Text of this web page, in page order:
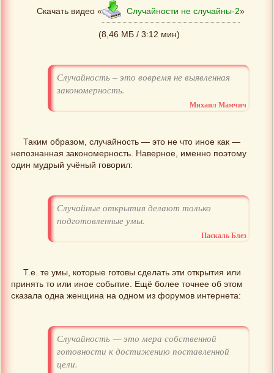
Скачать видео « Случайности не случайны-2»
(8,46 МБ / 3:12 мин)
Случайность – это вовремя не выявленная
закономерность.
Михаил Мамчич
Таким образом, случайность — это не что иное как —
непознанная закономерность. Наверное, именно поэтому
один мудрый учёный говорил:
Случайные открытия делают только
подготовленные умы.
Паскаль Блез
Т.е. те умы, которые готовы сделать эти открытия или
принять то или иное событие. Ещё более точнее об этом
сказала одна женщина на одном из форумов интернета:
Случайность — это мера собственной
готовности к достижению поставленной
цели.